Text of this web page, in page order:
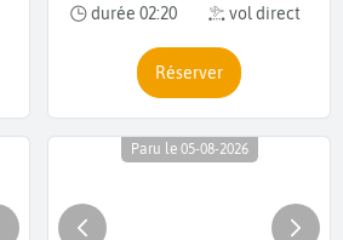
durée 02:20
vol direct
Réserver
Paru le 05-08-2026